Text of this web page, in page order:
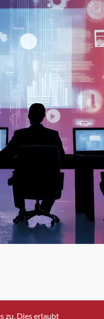
IMPRESSUM
zu. Dies erlaubt